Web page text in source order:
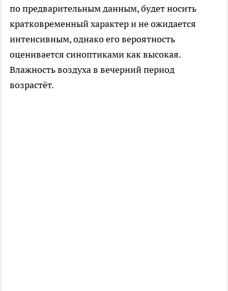
по предварительным данным, будет носить
кратковременный характер и не ожидается
интенсивным, однако его вероятность
оценивается синоптиками как высокая.
Влажность воздуха в вечерний период
возрастёт.